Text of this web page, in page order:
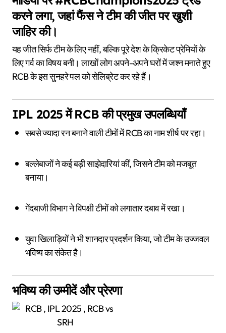
करने लगा, जहां फैंस ने टीम की जीत पर खुशी
जाहिर की।
यह जीत सिर्फ टीम के लिए नहीं, बल्कि पूरे देश के क्रिकेट प्रेमियों के
लिए गर्व का विषय बनी। लाखों लोग अपने-अपने घरों में जश्न मनाते हुए
RCB के इस सुनहरे पल को सेलिब्रेट कर रहे हैं।
IPL 2025 में RCB की प्रमुख उपलब्धियाँ
सबसे ज्यादा रन बनाने वाली टीमों में RCB का नाम शीर्ष पर रहा।
बल्लेबाजों ने कई बड़ी साझेदारियां कीं, जिसने टीम को मजबूत
बनाया।
गेंदबाजी विभाग ने विपक्षी टीमों को लगातार दबाव में रखा।
युवा खिलाड़ियों ने भी शानदार प्रदर्शन किया, जो टीम के उज्जवल
भविष्य का संकेत है।
भविष्य की उम्मीदें और प्रेरणा